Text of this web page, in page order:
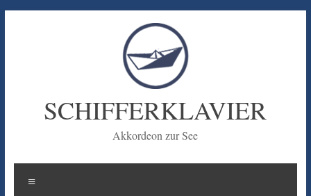
SCHIFFERKLAVIER
Akkordeon zur See